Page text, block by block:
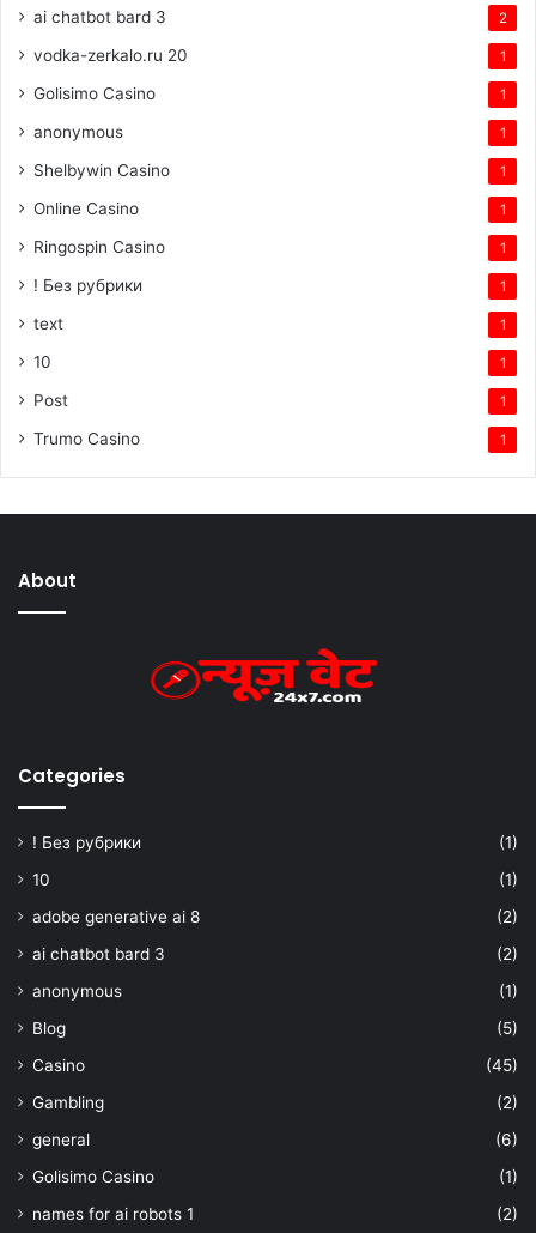
ai chatbot bard 3 2
vodka-zerkalo.ru 20 1
Golisimo Casino 1
anonymous 1
Shelbywin Casino 1
Online Casino 1
Ringospin Casino 1
! Без рубрики 1
text 1
10 1
Post 1
Trumo Casino 1
About
Categories
! Без рубрики
(1)
10
(1)
adobe generative ai 8
(2)
ai chatbot bard 3
(2)
anonymous
(1)
Blog
(5)
Casino
(45)
Gambling
(2)
general
(6)
Golisimo Casino
(1)
names for ai robots 1
(2)